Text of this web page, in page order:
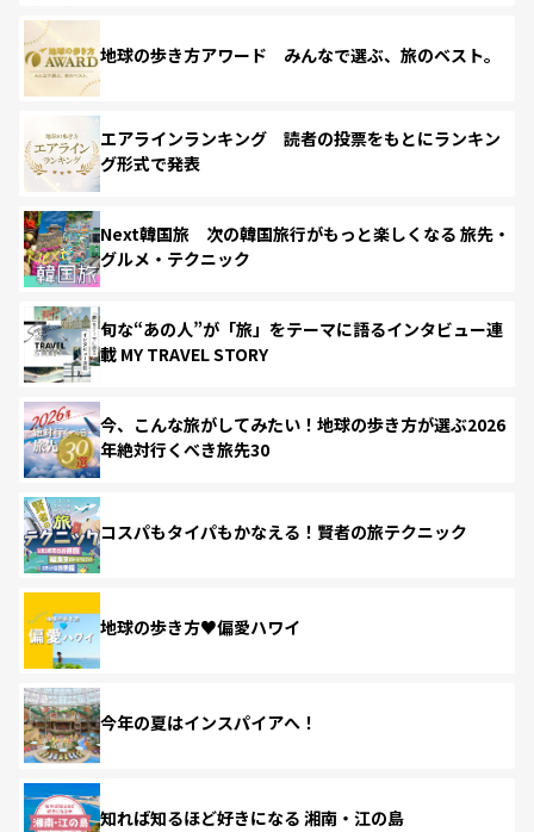
地球の歩き方アワード みんなで選ぶ、旅のベスト。
エアラインランキング 読者の投票をもとにランキン
グ形式で発表
Next韓国旅 次の韓国旅行がもっと楽しくなる 旅先・
グルメ・テクニック
旬な“あの人”が「旅」をテーマに語るインタビュー連
載 MY TRAVEL STORY
今、こんな旅がしてみたい！地球の歩き方が選ぶ2026
年絶対行くべき旅先30
コスパもタイパもかなえる！賢者の旅テクニック
地球の歩き方♥偏愛ハワイ
今年の夏はインスパイアへ！
知れば知るほど好きになる 湘南・江の島